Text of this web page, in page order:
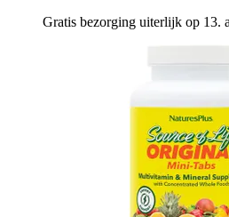
Gratis bezorging uiterlijk op 13.